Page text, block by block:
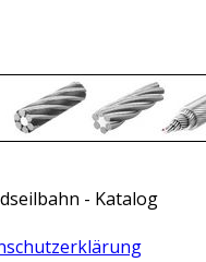
- Katalog